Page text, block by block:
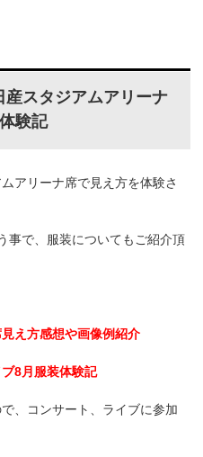
スタジアムアリーナ
験記
アリーナ席で見え方を体験さ
事で、服装についてもご紹介頂
え方感想や画像例紹介
8月服装体験記
、コンサート、ライブに参加